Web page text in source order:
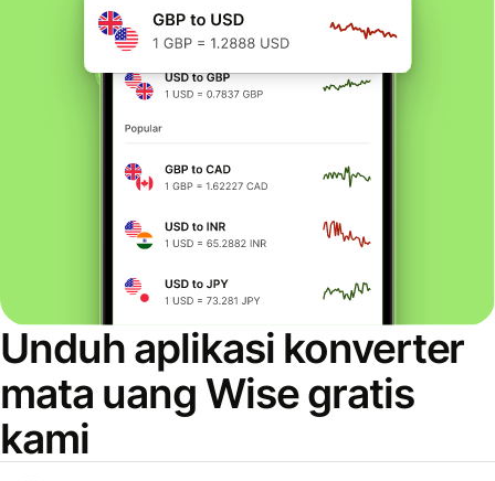
Unduh aplikasi konverter
mata uang Wise gratis
kami